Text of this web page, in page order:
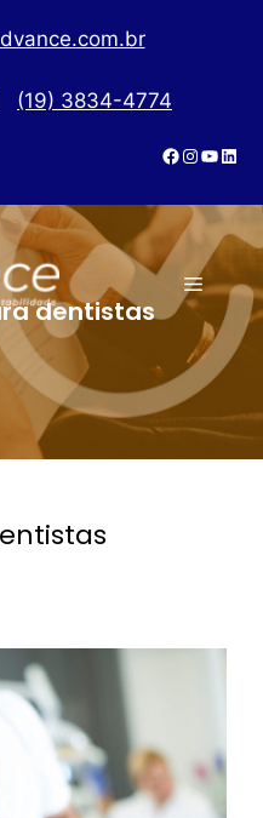
(19) 3834-4774
dentistas